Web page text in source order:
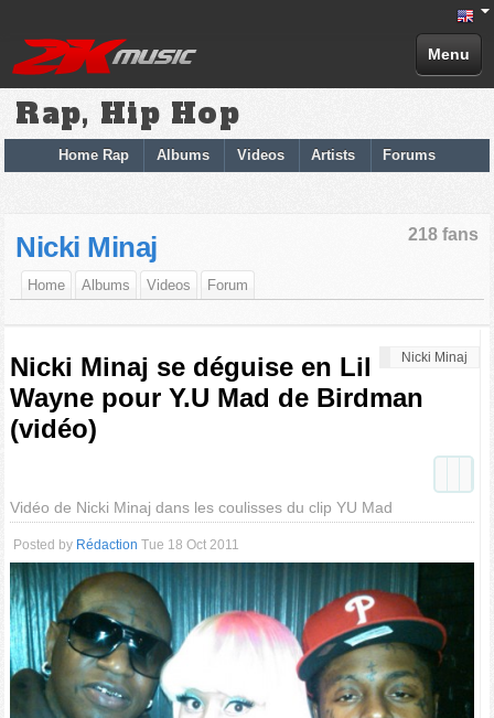
Menu
Rap, Hip Hop
Home Rap Albums Videos Artists Forums
218 fans
Nicki Minaj
Home Albums Videos Forum
Nicki Minaj
Nicki Minaj se déguise en Lil
Wayne pour Y.U Mad de Birdman
(vidéo)
Vidéo de Nicki Minaj dans les coulisses du clip YU Mad
Posted by Rédaction Tue 18 Oct 2011